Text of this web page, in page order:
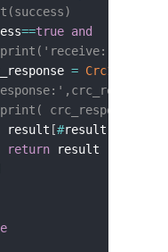
==true and
= Crc16
crc_response>>8
result
[#result
return result